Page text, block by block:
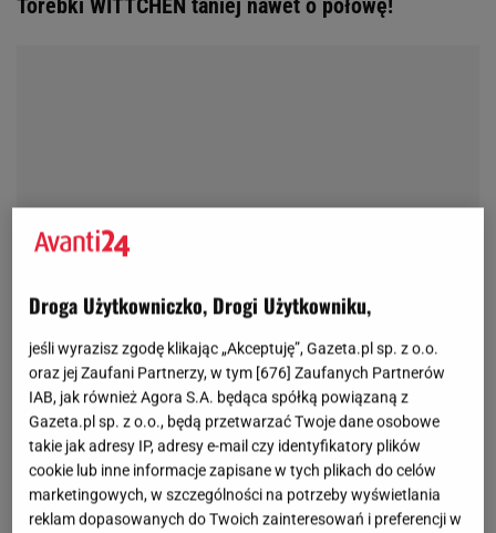
Torebki WITTCHEN taniej nawet o połowę!
Droga Użytkowniczko, Drogi Użytkowniku,
jeśli wyrazisz zgodę klikając „Akceptuję”, Gazeta.pl sp. z o.o.
oraz jej Zaufani Partnerzy, w tym [676] Zaufanych Partnerów
IAB, jak również Agora S.A. będąca spółką powiązaną z
Gazeta.pl sp. z o.o., będą przetwarzać Twoje dane osobowe
takie jak adresy IP, adresy e-mail czy identyfikatory plików
cookie lub inne informacje zapisane w tych plikach do celów
marketingowych, w szczególności na potrzeby wyświetlania
reklam dopasowanych do Twoich zainteresowań i preferencji w